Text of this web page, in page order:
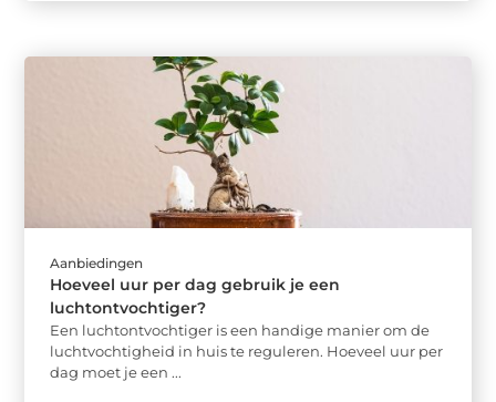
Aanbiedingen
Hoeveel uur per dag gebruik je een
luchtontvochtiger?
Een luchtontvochtiger is een handige manier om de
luchtvochtigheid in huis te reguleren. Hoeveel uur per
dag moet je een ...